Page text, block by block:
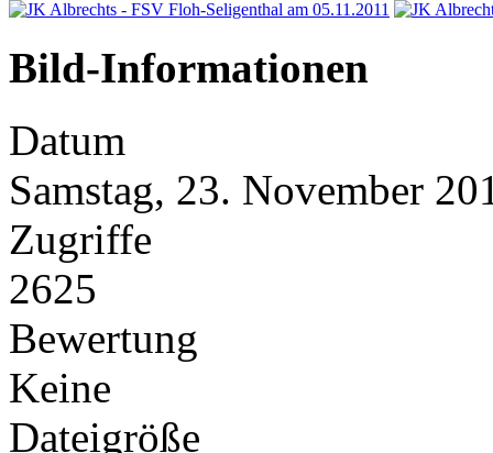
Bild-Informationen
Datum
Samstag, 23. November
Zugriffe
2625
Bewertung
Keine
Dateigröße